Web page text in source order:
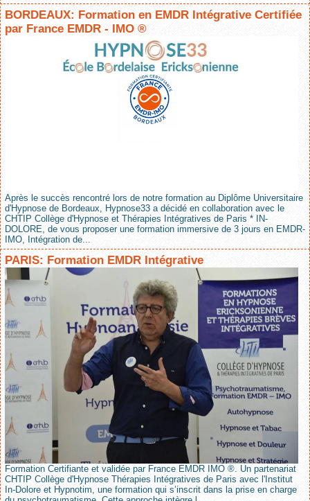
BORDEAUX: Formation en EMDR Intégrative Certifiée
par France EMDR - IMO ®
Après le succès rencontré lors de notre formation au Diplôme Universitaire
d'Hypnose de Bordeaux, Hypnose33 a décidé en collaboration avec le
CHTIP Collège d'Hypnose et Thérapies Intégratives de Paris * IN-
DOLORE, de vous proposer une formation immersive de 3 jours en EMDR-
IMO, Intégration de...
PARIS: Formation EMDR Intégrative
Formation Certifiante et validée par France EMDR IMO ®. Un partenariat
CHTIP Collège d'Hypnose Thérapies Intégratives de Paris avec l'Institut
In-Dolore et Hypnotim, une formation qui s’inscrit dans la prise en charge